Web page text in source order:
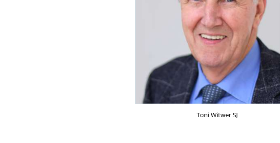
Toni Witwer SJ